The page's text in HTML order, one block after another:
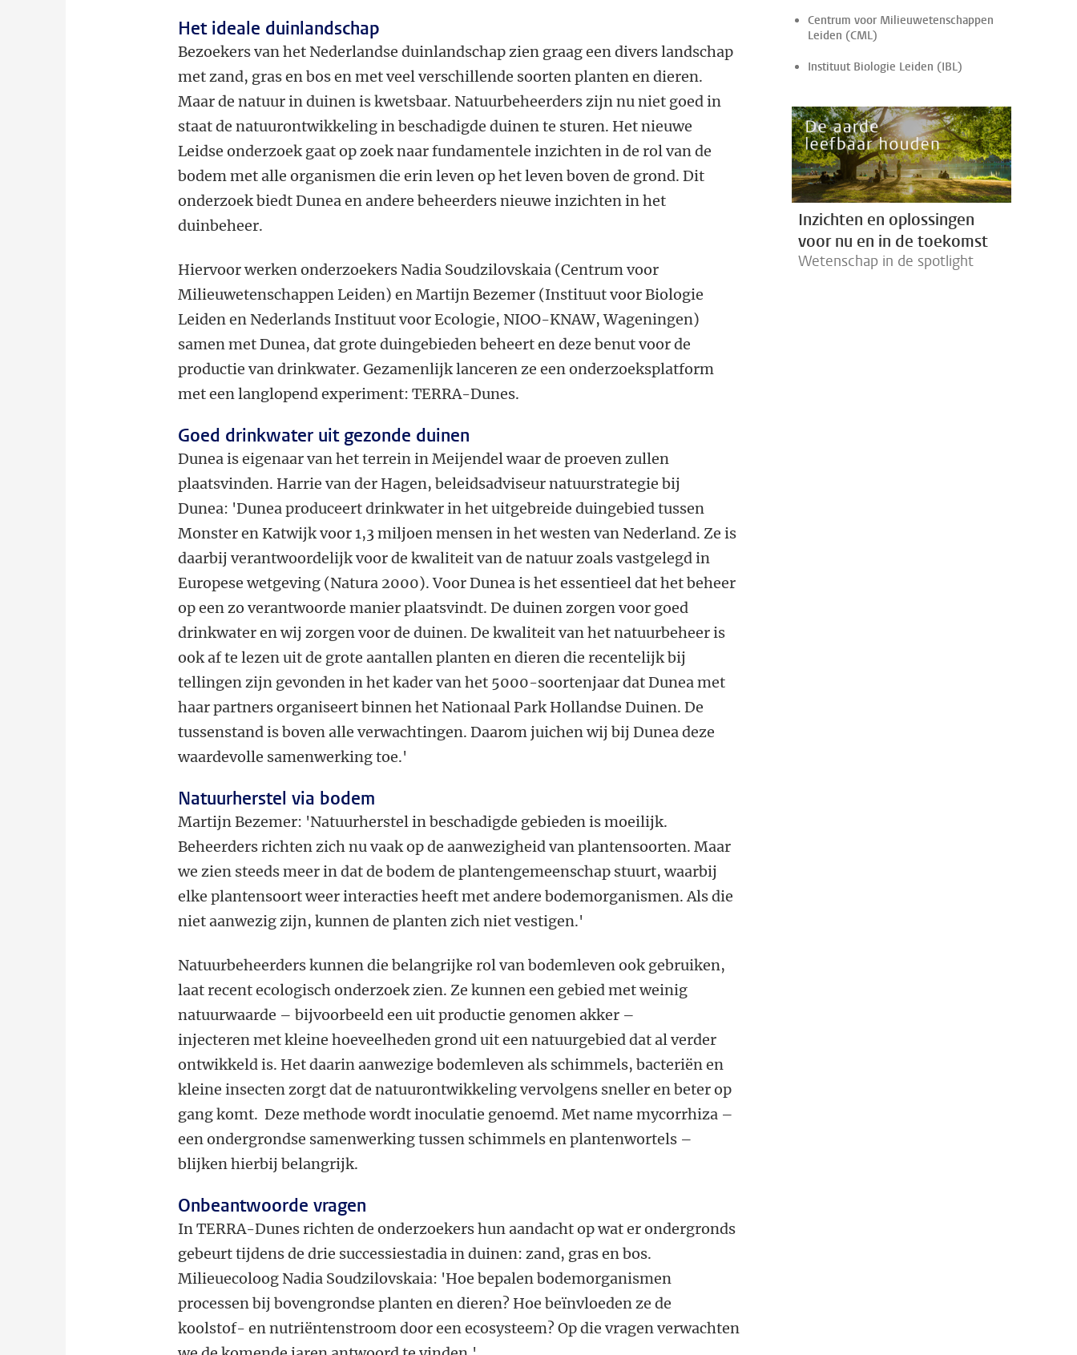
Het ideale duinlandschap
Bezoekers van het Nederlandse duinlandschap zien graag een divers landschap
met zand, gras en bos en met veel verschillende soorten planten en dieren.
Maar de natuur in duinen is kwetsbaar. Natuurbeheerders zijn nu niet goed in
staat de natuurontwikkeling in beschadigde duinen te sturen. Het nieuwe
Leidse onderzoek gaat op zoek naar fundamentele inzichten in de rol van de
bodem met alle organismen die erin leven op het leven boven de grond. Dit
onderzoek biedt Dunea en andere beheerders nieuwe inzichten in het
duinbeheer.
Hiervoor werken onderzoekers Nadia Soudzilovskaia (Centrum voor
Milieuwetenschappen Leiden) en Martijn Bezemer (Instituut voor Biologie
Leiden en Nederlands Instituut voor Ecologie, NIOO-KNAW, Wageningen)
samen met Dunea, dat grote duingebieden beheert en deze benut voor de
productie van drinkwater. Gezamenlijk lanceren ze een onderzoeksplatform
met een langlopend experiment: TERRA-Dunes.
Goed drinkwater uit gezonde duinen
Dunea is eigenaar van het terrein in Meijendel waar de proeven zullen
plaatsvinden. Harrie van der Hagen, beleidsadviseur natuurstrategie bij
Dunea: 'Dunea produceert drinkwater in het uitgebreide duingebied tussen
Monster en Katwijk voor 1,3 miljoen mensen in het westen van Nederland. Ze is
daarbij verantwoordelijk voor de kwaliteit van de natuur zoals vastgelegd in
Europese wetgeving (Natura 2000). Voor Dunea is het essentieel dat het beheer
op een zo verantwoorde manier plaatsvindt. De duinen zorgen voor goed
drinkwater en wij zorgen voor de duinen. De kwaliteit van het natuurbeheer is
ook af te lezen uit de grote aantallen planten en dieren die recentelijk bij
tellingen zijn gevonden in het kader van het 5000-soortenjaar dat Dunea met
haar partners organiseert binnen het Nationaal Park Hollandse Duinen. De
tussenstand is boven alle verwachtingen. Daarom juichen wij bij Dunea deze
waardevolle samenwerking toe.'
Natuurherstel via bodem
Martijn Bezemer: 'Natuurherstel in beschadigde gebieden is moeilijk.
Beheerders richten zich nu vaak op de aanwezigheid van plantensoorten. Maar
we zien steeds meer in dat de bodem de plantengemeenschap stuurt, waarbij
elke plantensoort weer interacties heeft met andere bodemorganismen. Als die
niet aanwezig zijn, kunnen de planten zich niet vestigen.'
Natuurbeheerders kunnen die belangrijke rol van bodemleven ook gebruiken,
laat recent ecologisch onderzoek zien. Ze kunnen een gebied met weinig
natuurwaarde – bijvoorbeeld een uit productie genomen akker –
injecteren met kleine hoeveelheden grond uit een natuurgebied dat al verder
ontwikkeld is. Het daarin aanwezige bodemleven als schimmels, bacteriën en
kleine insecten zorgt dat de natuurontwikkeling vervolgens sneller en beter op
gang komt. Deze methode wordt inoculatie genoemd. Met name mycorrhiza –
een ondergrondse samenwerking tussen schimmels en plantenwortels –
blijken hierbij belangrijk.
Onbeantwoorde vragen
In TERRA-Dunes richten de onderzoekers hun aandacht op wat er ondergronds
gebeurt tijdens de drie successiestadia in duinen: zand, gras en bos.
Milieuecoloog Nadia Soudzilovskaia: 'Hoe bepalen bodemorganismen
processen bij bovengrondse planten en dieren? Hoe beïnvloeden ze de
koolstof- en nutriëntenstroom door een ecosysteem? Op die vragen verwachten
Centrum voor Milieuwetenschappen
Leiden (CML)
Instituut Biologie Leiden (IBL)
Inzichten en oplossingen
voor nu en in de toekomst
Wetenschap in de spotlight